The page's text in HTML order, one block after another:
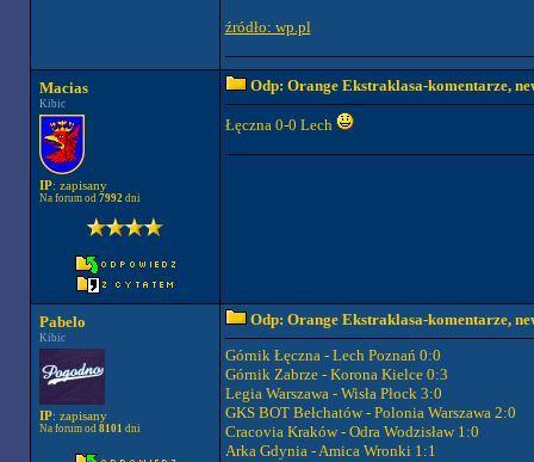
źródło: wp.pl
Macias
Kibic
IP: zapisany
Na forum od 7992dni
Odp: Orange Ekstraklasa-komentarze,
Łęczna 0-0 Lech
Pabelo
Kibic
IP: zapisany
Na forum od 8101 dni
Odp: Orange Ekstraklasa-komentarze,
Górnik Łęczna - Lech Poznań 0:0
Górnik Zabrze - Korona Kielce 0:3
Legia Warszawa - Wisła Płock 3:0
GKS BOT Bełchatów - Polonia Warszawa 2:0
Cracovia Kraków - Odra Wodzisław 1:0
Arka Gdynia - Amica Wronki 1:1